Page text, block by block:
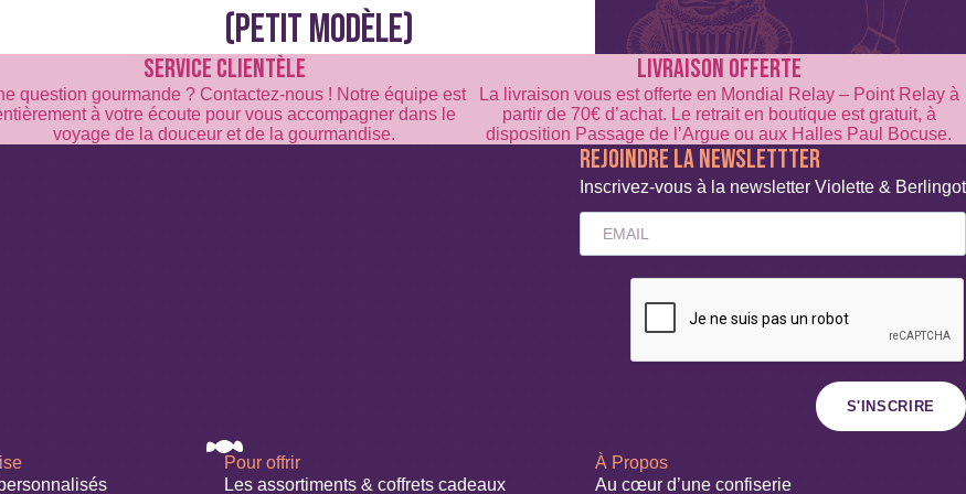
(PETIT MODÈLE)
SERVICE CLIENTÈLE
question gourmande ? Contactez-nous ! Notre équipe est
à votre écoute pour vous accompagner dans le
voyage de la douceur et de la gourmandise.
LIVRAISON OFFERTE
La livraison vous est offerte en Mondial Relay – Point Relay à
partir de 70€ d’achat. Le retrait en boutique est gratuit, à
disposition Passage de l’Argue ou aux Halles Paul Bocuse.
REJOINDRE LA NEWSLETTTER
Inscrivez-vous à la newsletter Violette & Berlingot
S'INSCRIRE
Pour offrir
Les assortiments & coffrets cadeaux
À Propos
Au cœur d’une confiserie